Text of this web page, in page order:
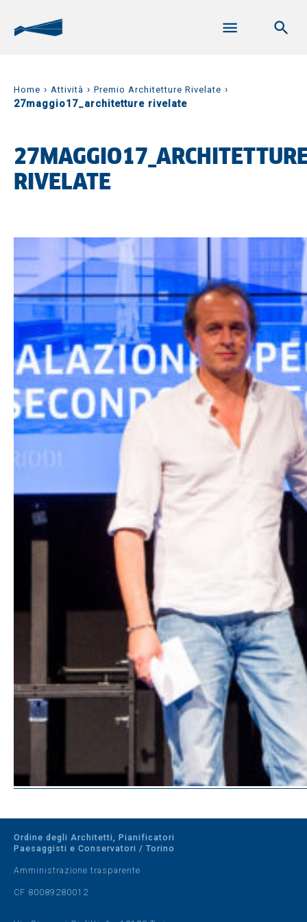
Home › Attività › Premio Architetture Rivelate ›
27maggio17_architetture rivelate
RIVELATE
Ordine degli Architetti, Pianificatori
Paesaggisti e Conservatori / Torino
Amministrazione trasparente
CF 80089280012